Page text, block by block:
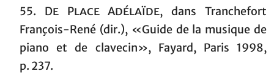
55. De Place Adélaïde, dans
Tranchefort
François-René (dir.), «Guide de la musique de
piano et de clavecin», Fayard, Paris 1998,
p. 237.